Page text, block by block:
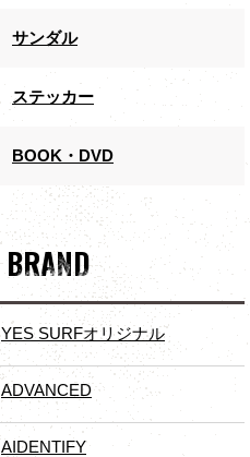
サンダル
ステッカー
BOOK・DVD
BRAND
YES SURFオリジナル
ADVANCED
AIDENTIFY